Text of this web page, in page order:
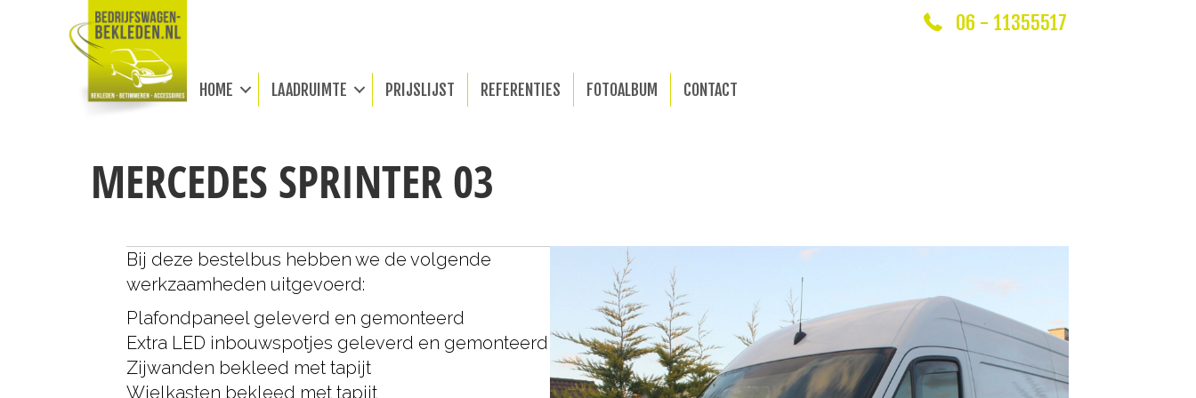
06 - 11355517
HOME LAADRUIMTE PRIJSLIJST REFERENTIES FOTOALBUM CONTACT
MERCEDES SPRINTER 03
Bij deze bestelbus hebben we de volgende
werkzaamheden uitgevoerd:
Plafondpaneel geleverd en gemonteerd
Extra LED inbouwspotjes geleverd en gemonteerd
Zijwanden bekleed met tapijt
Wielkasten bekleed met tapijt